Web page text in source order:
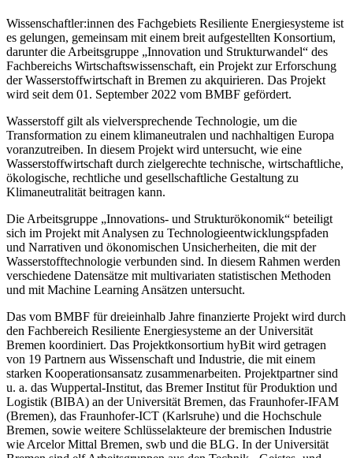
Wissenschaftler:innen des Fachgebiets Resiliente Energiesysteme ist
es gelungen, gemeinsam mit einem breit aufgestellten Konsortium,
darunter die Arbeitsgruppe „Innovation und Strukturwandel“ des
Fachbereichs Wirtschaftswissenschaft, ein Projekt zur Erforschung
der Wasserstoffwirtschaft in Bremen zu akquirieren. Das Projekt
wird seit dem 01. September 2022 vom BMBF gefördert.
Wasserstoff gilt als vielversprechende Technologie, um die
Transformation zu einem klimaneutralen und nachhaltigen Europa
voranzutreiben. In diesem Projekt wird untersucht, wie eine
Wasserstoffwirtschaft durch zielgerechte technische, wirtschaftliche,
ökologische, rechtliche und gesellschaftliche Gestaltung zu
Klimaneutralität beitragen kann.
Die Arbeitsgruppe „Innovations- und Strukturökonomik“ beteiligt
sich im Projekt mit Analysen zu Technologieentwicklungspfaden
und Narrativen und ökonomischen Unsicherheiten, die mit der
Wasserstofftechnologie verbunden sind. In diesem Rahmen werden
verschiedene Datensätze mit multivariaten statistischen Methoden
und mit Machine Learning Ansätzen untersucht.
Das vom BMBF für dreieinhalb Jahre finanzierte Projekt wird durch
den Fachbereich Resiliente Energiesysteme an der Universität
Bremen koordiniert. Das Projektkonsortium hyBit wird getragen
von 19 Partnern aus Wissenschaft und Industrie, die mit einem
starken Kooperationsansatz zusammenarbeiten. Projektpartner sind
u. a. das Wuppertal-Institut, das Bremer Institut für Produktion und
Logistik (BIBA) an der Universität Bremen, das Fraunhofer-IFAM
(Bremen), das Fraunhofer-ICT (Karlsruhe) und die Hochschule
Bremen, sowie weitere Schlüsselakteure der bremischen Industrie
wie Arcelor Mittal Bremen, swb und die BLG. In der Universität